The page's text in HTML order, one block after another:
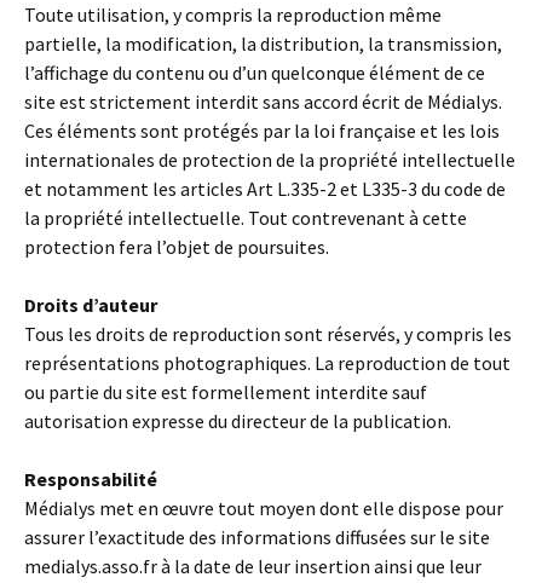
Toute utilisation, y compris la reproduction même
partielle, la modification, la distribution, la transmission,
l’affichage du contenu ou d’un quelconque élément de ce
site est strictement interdit sans accord écrit de Médialys.
Ces éléments sont protégés par la loi française et les lois
internationales de protection de la propriété intellectuelle
et notamment les articles Art L.335-2 et L335-3 du code de
la propriété intellectuelle. Tout contrevenant à cette
protection fera l’objet de poursuites.
Droits d’auteur
Tous les droits de reproduction sont réservés, y compris les
représentations photographiques. La reproduction de tout
ou partie du site est formellement interdite sauf
autorisation expresse du directeur de la publication.
Responsabilité
Médialys met en œuvre tout moyen dont elle dispose pour
assurer l’exactitude des informations diffusées sur le site
medialys.asso.fr à la date de leur insertion ainsi que leur